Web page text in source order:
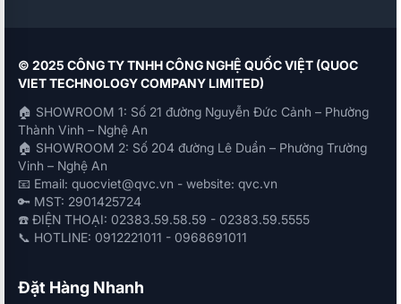
© 2025 CÔNG TY TNHH CÔNG NGHỆ QUỐC VIỆT (QUOC
VIET TECHNOLOGY COMPANY LIMITED)
🏠 SHOWROOM 1: Số 21 đường Nguyễn Đức Cảnh – Phường
Thành Vinh – Nghệ An
🏠 SHOWROOM 2: Số 204 đường Lê Duẩn – Phường Trường
Vinh – Nghệ An
📧 Email: quocviet@qvc.vn - website: qvc.vn
🔑 MST: 2901425724
☎️ ĐIỆN THOẠI: 02383.59.58.59 - 02383.59.5555
📞 HOTLINE: 0912221011 - 0968691011
Đặt Hàng Nhanh